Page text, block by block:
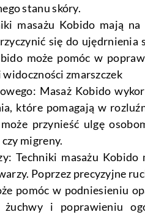
stanu skóry.
masażu Kobido mają
się do ujędrnienia
może pomóc w
zmarszczek
Masaż Kobido
które pomagają w
przynieść ulgę
migreny.
Techniki masażu Kobido
Poprzez precyzyjne
pomóc w podniesieniu
i poprawieniu